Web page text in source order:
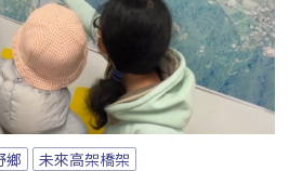
鄉 未來高架橋架